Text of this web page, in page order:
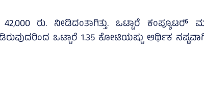
ರು. ನೀಡಿದಂತಾಗಿತ್ತು. ಒಟ್ಟಾರೆ ಕಂಪ್ಯೂಟರ್‍‌
ಒಟ್ಟಾರೆ 1.35 ಕೋಟಿಯಷ್ಟು ಆರ್ಥಿಕ